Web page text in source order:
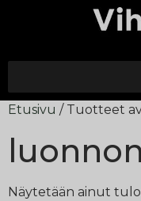
Etusivu / Tuotteet
Näytetään ainut